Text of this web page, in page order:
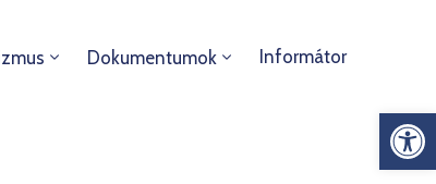
Dokumentumok Informátor